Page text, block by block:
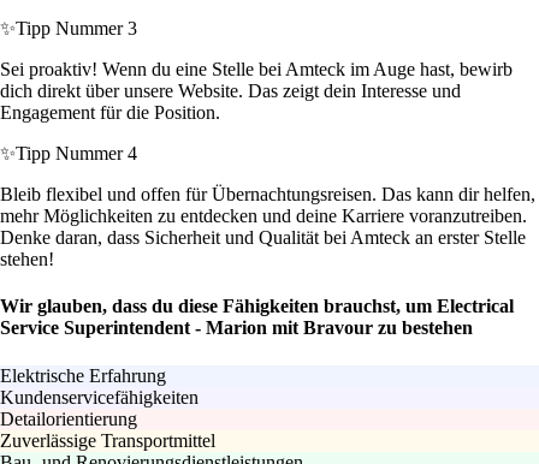
✨Tipp Nummer 3
Sei proaktiv! Wenn du eine Stelle bei Amteck im Auge hast, bewirb
dich direkt über unsere Website. Das zeigt dein Interesse und
Engagement für die Position.
✨Tipp Nummer 4
Bleib flexibel und offen für Übernachtungsreisen. Das kann dir helfen,
mehr Möglichkeiten zu entdecken und deine Karriere voranzutreiben.
Denke daran, dass Sicherheit und Qualität bei Amteck an erster Stelle
stehen!
Wir glauben, dass du diese Fähigkeiten brauchst, um Electrical
Service Superintendent - Marion mit Bravour zu bestehen
Elektrische Erfahrung
Kundenservicefähigkeiten
Detailorientierung
Zuverlässige Transportmittel